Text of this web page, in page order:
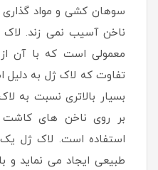
سوهان کشی و مواد گذاری
ناخن آسیب نمی زند.
معمولی است که با آن
تفاوت که لاک ژل به دلیل
بسیار بالاتری نسبت به
بر روی ناخن های
استفاده است. لاک ژل
طبیعی ایجاد می نماید